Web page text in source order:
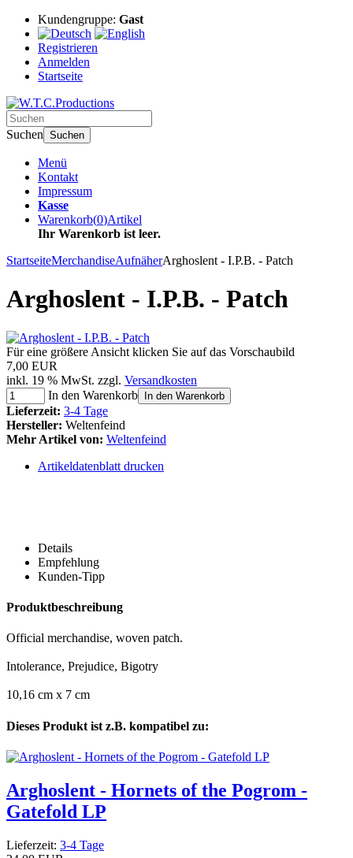
Kundengruppe: Gast
Registrieren
Anmelden
Startseite
Suchen Suchen
Menü
Kontakt
Impressum
Kasse
Warenkorb(0)Artikel
Ihr Warenkorb ist leer.
StartseiteMerchandiseAufnäherArghoslent - I.P.B. - Patch
Arghoslent - I.P.B. - Patch
Für eine größere Ansicht klicken Sie auf das Vorschaubild
7,00 EUR
inkl. 19 % MwSt. zzgl. Versandkosten
In den Warenkorb
In den Warenkorb
Lieferzeit: 3-4 Tage
Hersteller: Weltenfeind
Mehr Artikel von: Weltenfeind
Artikeldatenblatt drucken
Details
Empfehlung
Kunden-Tipp
Produktbeschreibung
Official merchandise, woven patch.
Intolerance, Prejudice, Bigotry
10,16 cm x 7 cm
Dieses Produkt ist z.B. kompatibel zu:
Arghoslent - Hornets of the Pogrom -
Gatefold LP
Lieferzeit: 3-4 Tage